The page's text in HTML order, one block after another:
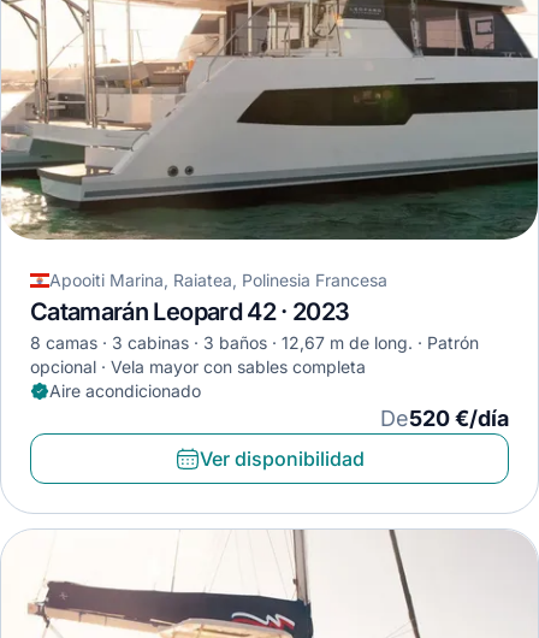
Apooiti Marina, Raiatea, Polinesia Francesa
Catamarán Leopard 42 · 2023
8 camas 3 cabinas 3 baños 12,67 m de long.
Patrón
opcional
Vela mayor con sables completa
Aire acondicionado
De520 €/día
Ver disponibilidad